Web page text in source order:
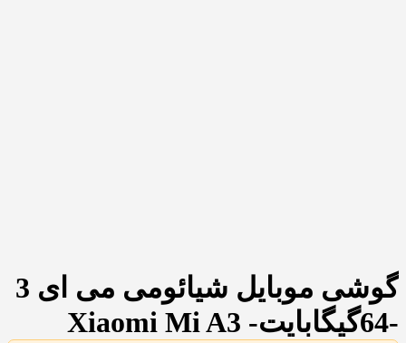
گوشی موبایل شیائومی می ای 3
-64گیگابایت- Xiaomi Mi A3